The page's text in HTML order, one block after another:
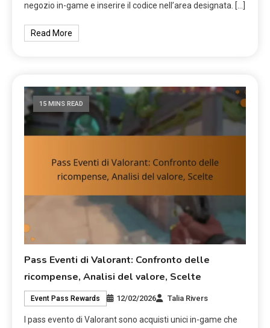
negozio in-game e inserire il codice nell’area designata. […]
Read More
15 MINS READ
Pass Eventi di Valorant: Confronto delle
ricompense, Analisi del valore, Scelte
Event Pass Rewards 12/02/2026 Talia Rivers
I pass evento di Valorant sono acquisti unici in-game che